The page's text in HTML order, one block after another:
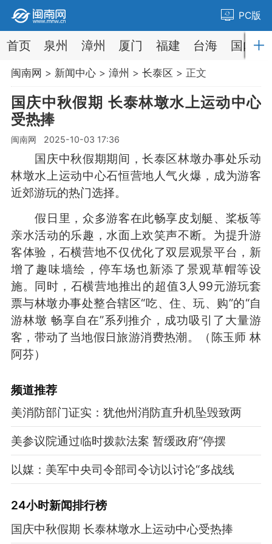
PC版
首页 泉州 漳州 厦门 福建 台海 国内
闽南网 > 新闻中心> 漳州 > 长泰区 > 正文
国庆中秋假期 长泰林墩水上运动中心
受热捧
闽南网 2025-10-03 17:36
国庆中秋假期期间，长泰区林墩办事处乐动
林墩水上运动中心石恒营地人气火爆，成为游客
近郊游玩的热门选择。
假日里，众多游客在此畅享皮划艇、桨板等
亲水活动的乐趣，水面上欢笑声不断。为提升游
客体验，石横营地不仅优化了双层观景平台，新
增了趣味墙绘，停车场也新添了景观草帽等设
施。同时，石横营地推出的超值3人99元游玩套
票与林墩办事处整合辖区“吃、住、玩、购”的“自
游林墩 畅享自在”系列推介，成功吸引了大量游
客，带动了当地假日旅游消费热潮。（陈玉师 林
阿芬）
频道推荐
美消防部门证实：犹他州消防直升机坠毁致两
美参议院通过临时拨款法案 暂缓政府“停摆
以媒：美军中央司令部司令访以讨论“多战线
24小时新闻排行榜
国庆中秋假期 长泰林墩水上运动中心受热捧